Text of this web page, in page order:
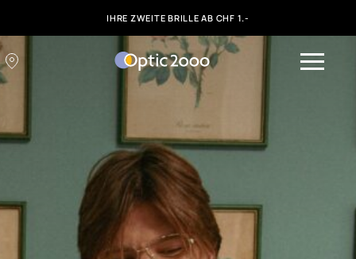
IHRE ZWEITE BRILLE AB CHF 1.-